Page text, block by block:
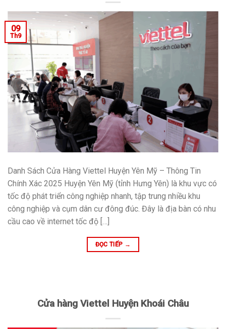
09
Th9
Danh Sách Cửa Hàng Viettel Huyện Yên Mỹ – Thông Tin
Chính Xác 2025 Huyện Yên Mỹ (tỉnh Hưng Yên) là khu vực có
tốc độ phát triển công nghiệp nhanh, tập trung nhiều khu
công nghiệp và cụm dân cư đông đúc. Đây là địa bàn có nhu
cầu cao về internet tốc độ […]
ĐỌC TIẾP →
Cửa hàng Viettel Huyện Khoái Châu